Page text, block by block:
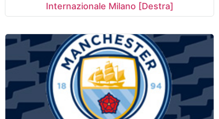
Internazionale Milano [Destra]